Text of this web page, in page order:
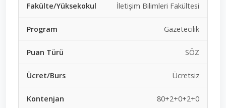
İletişim Bilimleri Fakültesi
Gazetecilik
SÖZ
Ücretsiz
80+2+0+2+0